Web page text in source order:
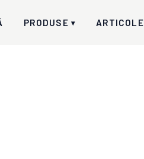
PRODUSE ▾ ARTICOLE